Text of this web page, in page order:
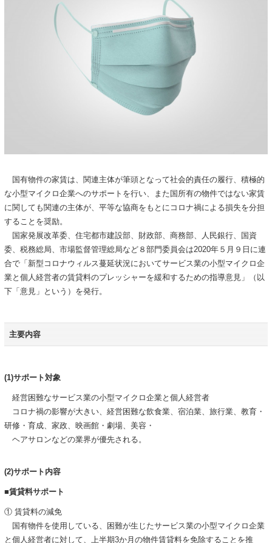
国有物件の家賃は、関連主体が筆頭となって社会的責任の履行、積極的
な小型マイクロ企業へのサポートを行い、また国所有の物件ではない家賃
に関しても関連の主体が、平等な協商をもとにコロナ禍による損失を分担
することを奨励。
国家発展改革委、住宅都市建設部、財政部、商務部、人民銀行、国資
委、税務総局、市場監督管理総局など８部門委員会は2020年５月９日に連
合で「新型コロナウィルス蔓延状況においてサービス業の小型マイクロ企
業と個人経営者の賃貸料のプレッシャーを緩和するための指導意見」（以
下「意見」という）を発行。
主要内容
(1)サポート対象
経営困難なサービス業の小型マイクロ企業と個人経営者
コロナ禍の影響が大きい、経営困難な飲食業、宿泊業、旅行業、教育・
研修・育成、家政、映画館・劇場、美容・
ヘアサロンなどの業界が優先される。
(2)サポート内容
■賃貸料サポート
① 賃貸料の減免
国有物件を使用している、困難が生じたサービス業の小型マイクロ企業
と個人経営者に対して、上半期3か月の物件賃貸料を免除することを推